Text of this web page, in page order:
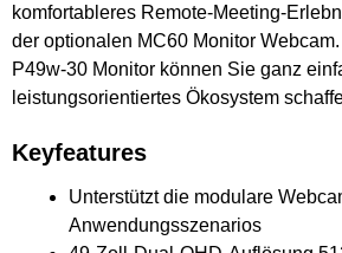
komfortableres Remote-Meeting-
der optionalen MC60 Monitor
P49w-30 Monitor können Sie ganz
leistungsorientiertes Ökosystem
Keyfeatures
Unterstützt die modulare
Anwendungsszenarios